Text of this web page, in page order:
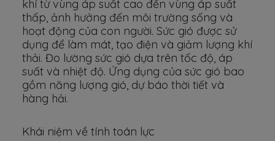
khí từ vùng áp suất cao đến vùng áp suất
thấp, ảnh hưởng đến môi trường sống và
hoạt động của con người. Sức gió được sử
dụng để làm mát, tạo điện và giảm lượng khí
thải. Đo lường sức gió dựa trên tốc độ, áp
suất và nhiệt độ. Ứng dụng của sức gió bao
gồm năng lượng gió, dự báo thời tiết và
hàng hải.
Khái niệm về tính toán lực